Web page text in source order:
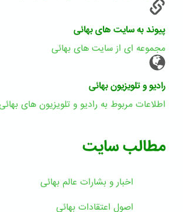
پیوند به سایت های بهائی
مجموعه ای از سایت های بهائی
رادیو و تلویزیون بهائی
اطلاعات مربوط به رادیو و تلویزیون های
مطالب سایت
اخبار و بشارات عالم بهائى
اصول اعتقادات بهائی